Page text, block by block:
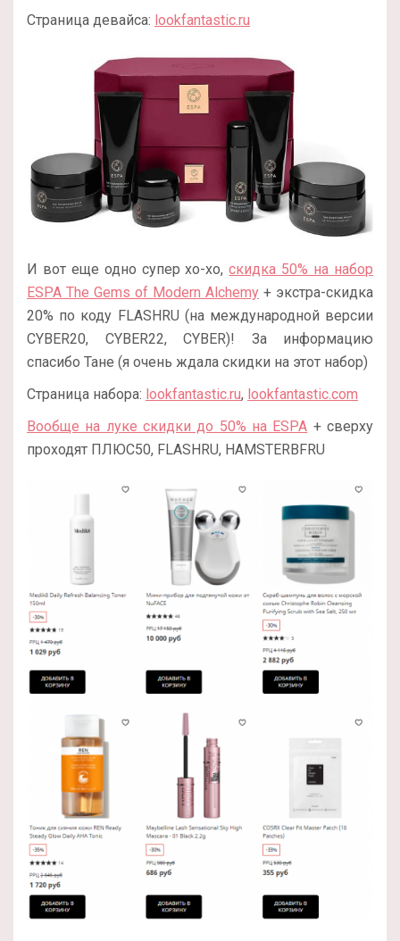
Страница девайса: lookfantastic.ru
И вот еще одно супер хо-хо,скидка 50% на набор
ESPA The Gems of Modern Alchemy + экстра-скидка
20% по коду FLASHRU (на международной версии
CYBER20, CYBER22, CYBER)! За информацию
спасибо Тане (я очень ждала скидки на этот набор)
Страница набора: lookfantastic.ru, lookfantastic.com
Вообще на луке скидки до 50% на ESPA + сверху
проходят ПЛЮС50, FLASHRU, HAMSTERBFRU